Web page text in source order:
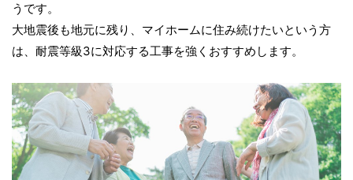
うです。
大地震後も地元に残り、マイホームに住み続けたいという方
は、耐震等級3に対応する工事を強くおすすめします。